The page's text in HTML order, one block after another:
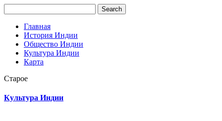
Главная
История Индии
Общество Индии
Культура Индии
Карта
Старое
Культура Индии